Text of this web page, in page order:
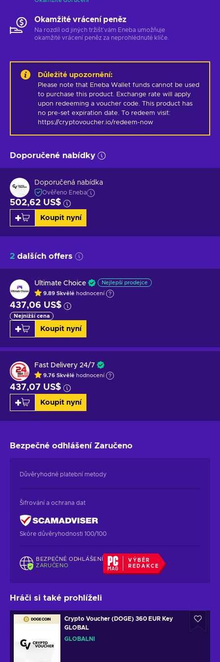
Okamžité vrácení peněz
Na rozdíl od jiných tržišť vám Eneba umožňuje
okamžité vrácení peněz za neprohlédnuté klíče.
Důležité upozornění:
Please note that Eneba Wallet funds cannot be used
to purchase this product. Exchange rate will apply
upon redeeming a voucher code. This product has
no pre-set expiration date. To redeem visit:
https://cryptovoucher.io/redeem-now
Doporučené nabídky
Doporučená nabídka
Ověřeno Eneba
502,62 US$
Koupit nyní
2 dalších offers
Ultimate Choice Nejlepší prodejce
9.89 Skvělé hodnocení
437,06 US$
Nejnižší cena
Koupit nyní
Fast Delivery 24/7
9.76 Skvělé hodnocení
437,07 US$
Koupit nyní
Bezpečné odhlášení Zaručeno
Důvěryhodné platební metody
Šifrování a ochrana dat
Skóre důvěryhodnosti 100/100
BEZPEČNÉ ODHLÁŠENÍ
ZARUČENO
VÝBĚR
REDAKCE
Hráči si také prohlíželi
Crypto Voucher (DOGE) 360 EUR Key
GLOBAL
GLOBÁLNÍ